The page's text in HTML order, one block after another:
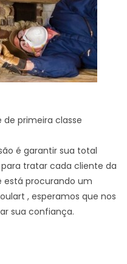
primeira classe
é garantir sua total
tratar cada cliente da
procurando um
, esperamos que nos
sua confiança.